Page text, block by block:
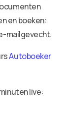
en boeken:
mailgevecht.
Autoboeker
live: